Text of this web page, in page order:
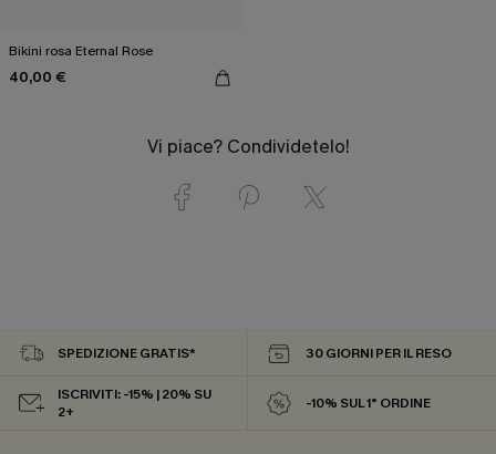
Bikini rosa Eternal Rose
40,00 €
Vi piace? Condividetelo!
SPEDIZIONE GRATIS* 30 GIORNI PER IL RESO
ISCRIVITI: -15% | 20% SU
2+
-10% SUL 1° ORDINE